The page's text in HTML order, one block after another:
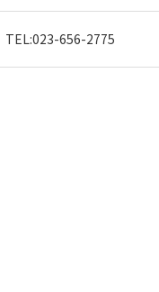
TEL:023-656-2775